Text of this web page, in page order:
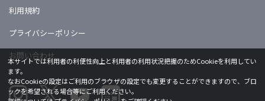
利用規約
プライバシーポリシー
お問い合わせ
本サイトでは利用者の利便性向上と利用者の利用状況把握のためCookieを利用してい
ます。
なおCookieの設定はご利用のブラウザの設定でも変更することができますので、ブロ
ックを希望される場合等にご利用ください。